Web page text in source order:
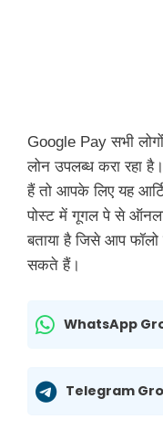
Google Pay सभी
लोन उपलब्ध करा रहा
हैं तो आपके लिए यह
पोस्ट में गूगल पे से
बताया है जिसे आप
सकते हैं।
WhatsApp
Telegram